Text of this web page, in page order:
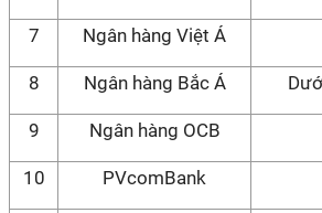
7 Ngân hàng Việt Á
8 Ngân hàng Bắc Á
9 Ngân hàng OCB
10 PVcomBank